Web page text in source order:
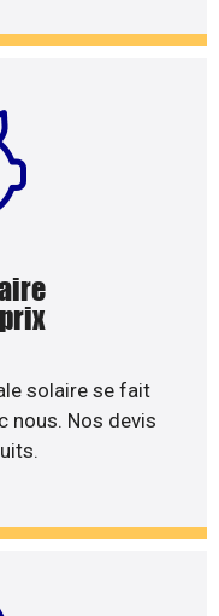
solaire se fait
nous. Nos devis